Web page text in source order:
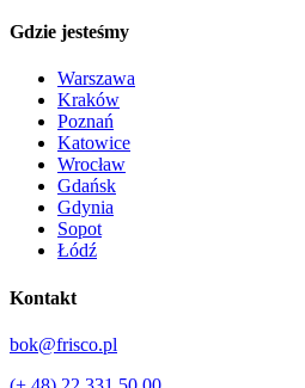
Gdzie jesteśmy
Warszawa
Kraków
Poznań
Katowice
Wrocław
Gdańsk
Gdynia
Sopot
Łódź
Kontakt
bok@frisco.pl